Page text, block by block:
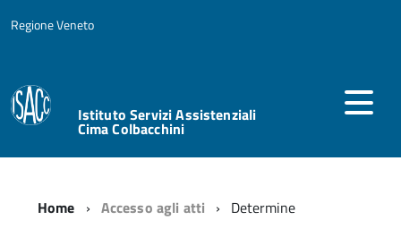
Regione Veneto
Istituto Servizi Assistenziali
Cima Colbacchini
Home Accesso agli atti Determine